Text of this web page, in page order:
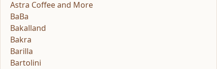
Astra Coffee and More
BaBa
Bakalland
Bakra
Barilla
Bartolini